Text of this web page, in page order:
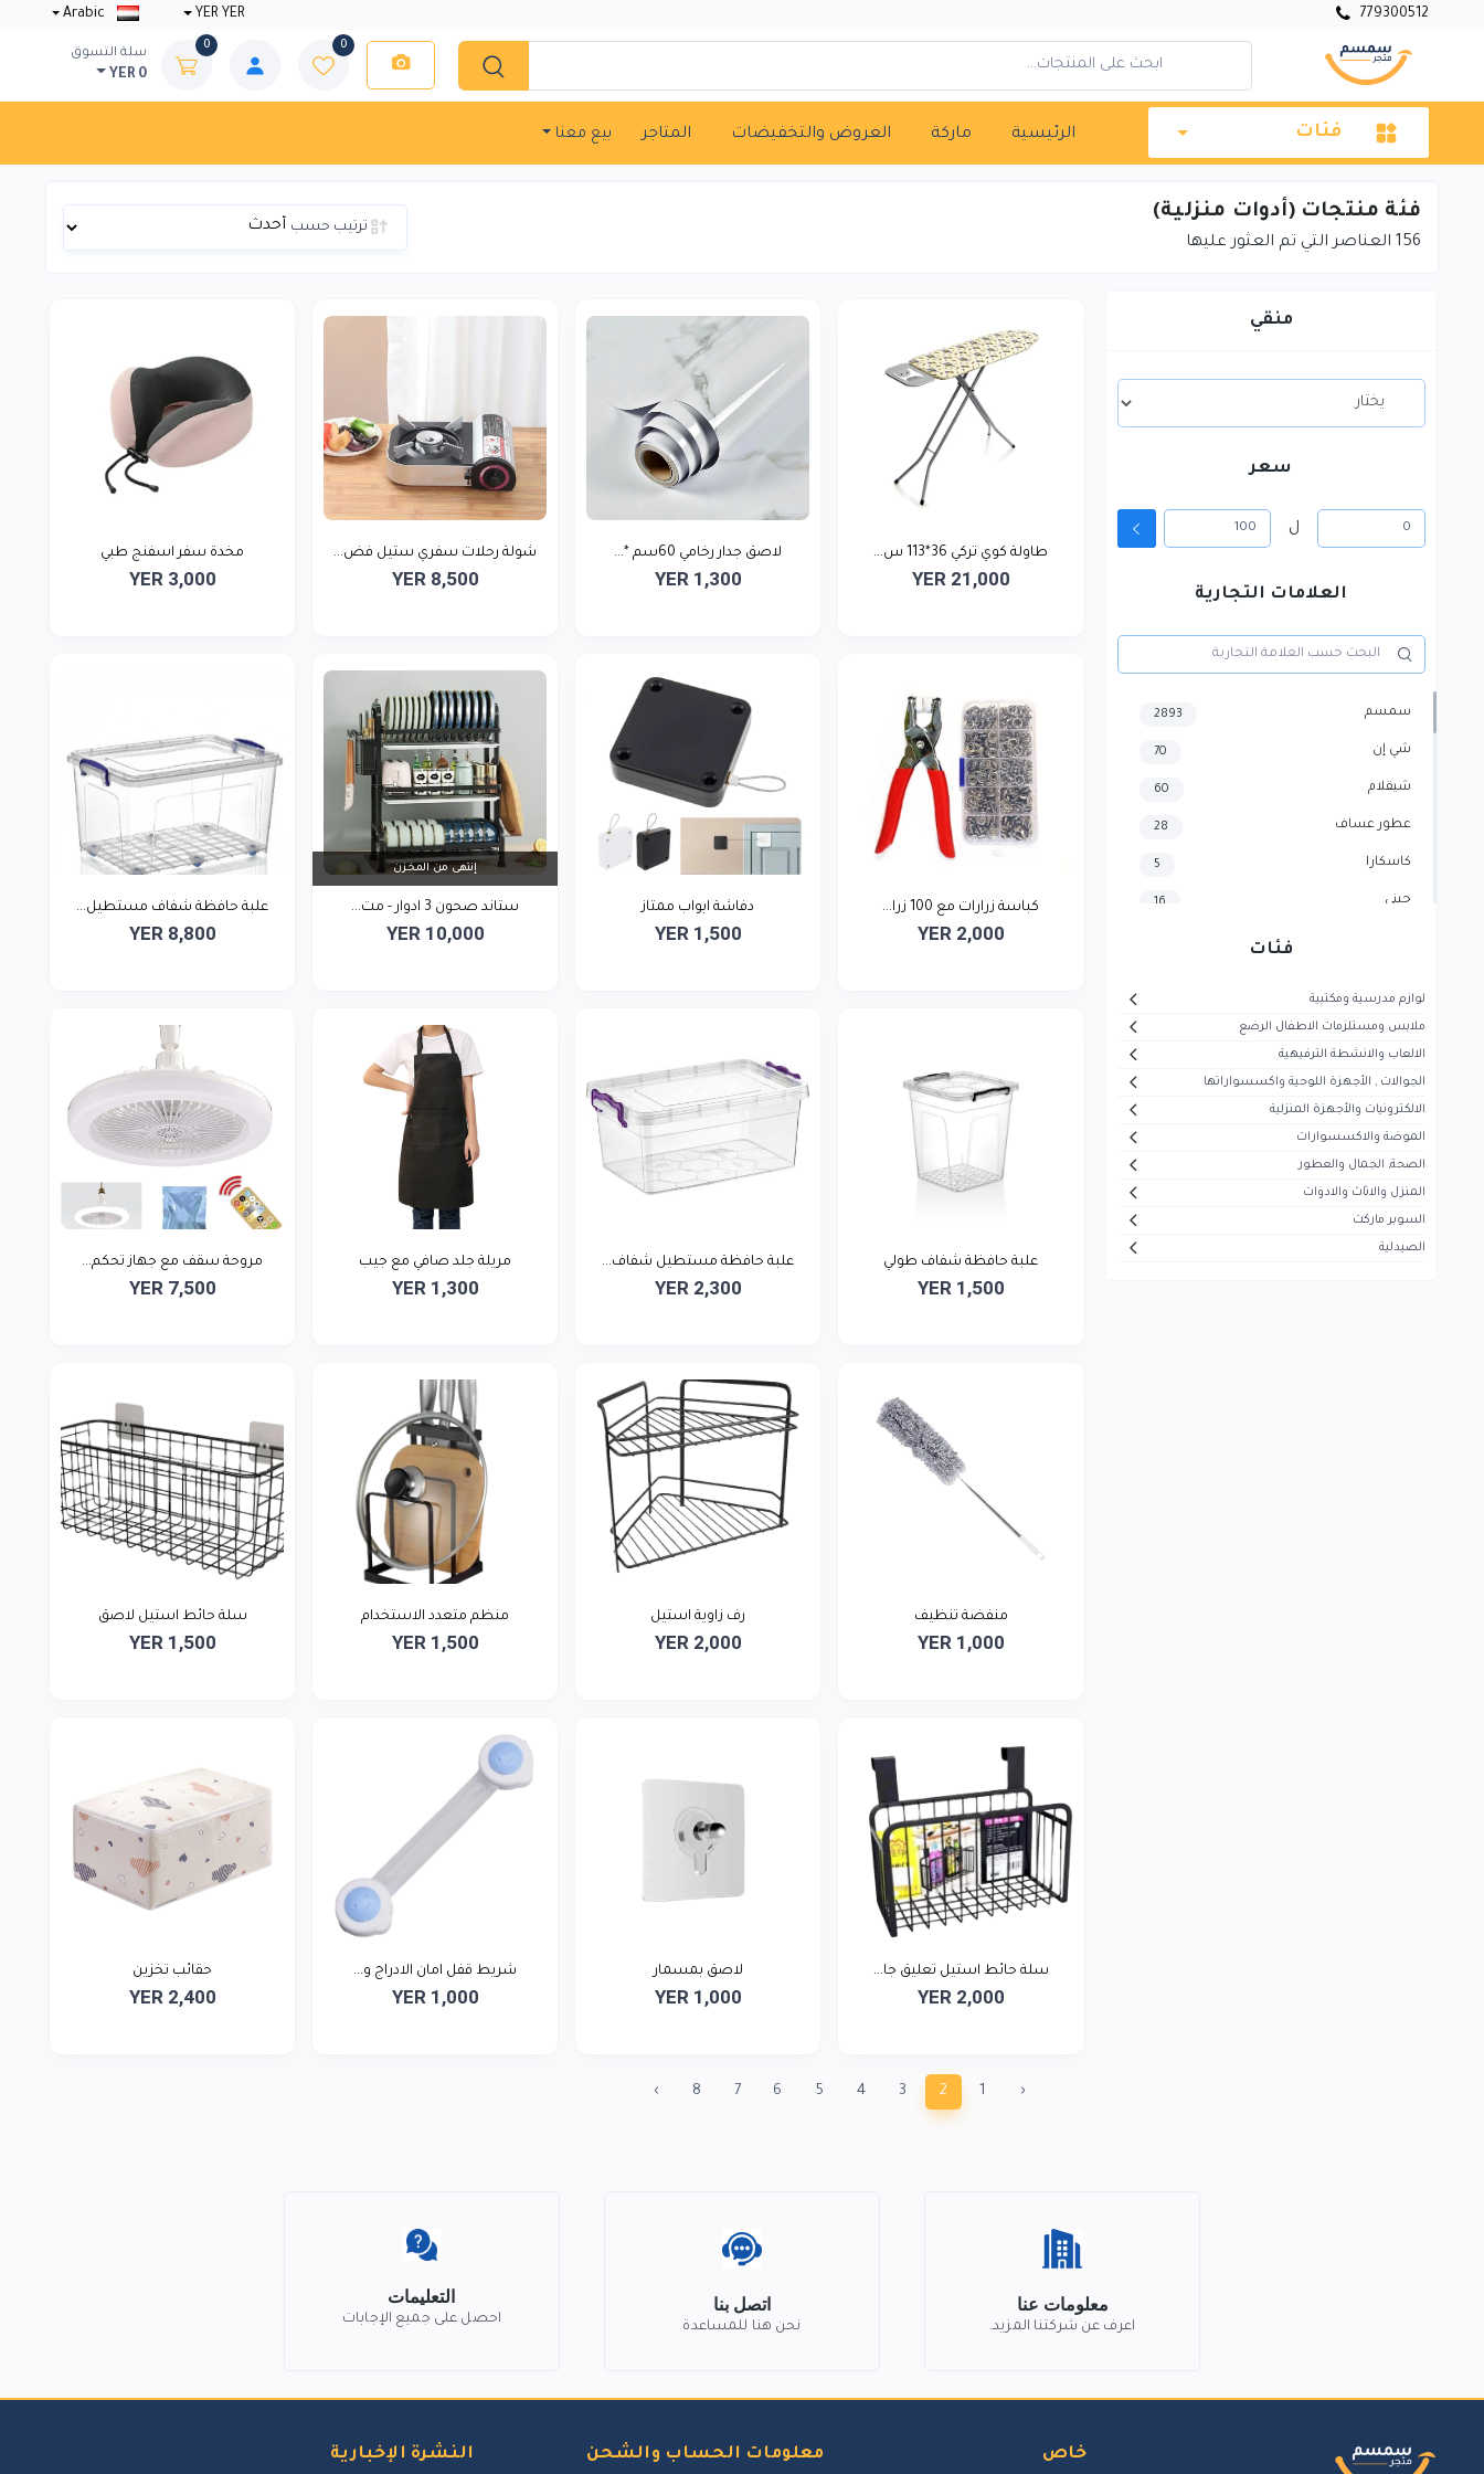
779300512
YER YER
0
0
سلة التسوق
YER 0
فئات الرئيسية ماركة العروض والتخفيضات المتاجر بيع معنا
فئة منتجات (أدوات منزلية)
156 العناصر التي تم العثور عليها
ترتيب حسب
منقي
سعر
ل
العلامات التجارية
سمسم 2893
شي إن 70
شيقلام 60
عطور عساف 28
كاسكارا 5
جيني 16
هاير
ميديا
ماجستي
تيفال
سوني
فئات
لوازم مدرسية ومكتبية
ملابس ومستلزمات الاطفال الرضع
الالعاب والانشطة الترفيهية
الجوالات , الأجهزة اللوحية واكسسواراتها
الالكترونيات والأجهزة المنزلية
الموضة والاكسسوارات
الصحة, الجمال والعطور
المنزل والاثاث والادوات
السوبر ماركت
الصيدلية
طاولة كوي تركي 36*113 س...
YER 21,000
لاصق جدار رخامي 60سم *...
YER 1,300
شولة رحلات سفري ستيل فض...
YER 8,500
مخدة سفر اسفنج طبي
YER 3,000
كباسة زرارات مع 100 زرا...
YER 2,000
دفاشة ابواب ممتاز
YER 1,500
إنتهى من المخزن
ستاند صحون 3 ادوار - مت...
YER 10,000
علبة حافظة شفاف مستطيل...
YER 8,800
علبة حافظة شفاف طولي
YER 1,500
علبة حافظة مستطيل شفاف...
YER 2,300
مريلة جلد صافي مع جيب
YER 1,300
مروحة سقف مع جهاز تحكم...
YER 7,500
منفضة تنظيف
YER 1,000
رف زاوية استيل
YER 2,000
منظم متعدد الاستخدام
YER 1,500
سلة حائط استيل لاصق
YER 1,500
سلة حائط استيل تعليق جا...
YER 2,000
لاصق بمسمار
YER 1,000
شريط قفل امان الادراج و...
YER 1,000
حقائب تخزين
YER 2,400
‹
1
2
3
4
5
6
7
8
›
معلومات عنا
اعرف عن شركتنا المزيد.
اتصل بنا
نحن هنا للمساعدة
التعليمات
احصل على جميع الإجابات
خاص معلومات الحساب والشحن النشرة الإخبارية